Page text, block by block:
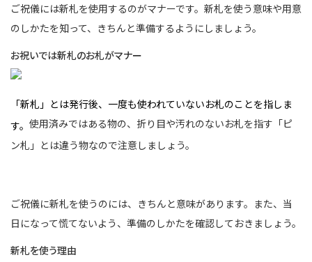
ご祝儀には新札を使用するのがマナーです。新札を使う意味や用意
のしかたを知って、きちんと準備するようにしましょう。
お祝いでは新札のお札がマナー
「新札」とは発行後、一度も使われていないお札のことを指しま
す。 使用済みではある物の、折り目や汚れのないお札を指す「ピ
ン札」とは違う物なので注意しましょう。
ご祝儀に新札を使うのには、きちんと意味があります。また、当
日になって慌てないよう、準備のしかたを確認しておきましょう。
新札を使う理由